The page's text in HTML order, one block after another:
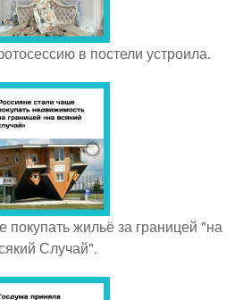
в постели устроила.
покупать жильё за границей "на
Случай".